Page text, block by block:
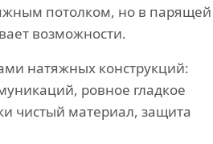
потолком, но в парящей
возможности.
натяжных конструкций:
ровное гладкое
чистый материал, защита